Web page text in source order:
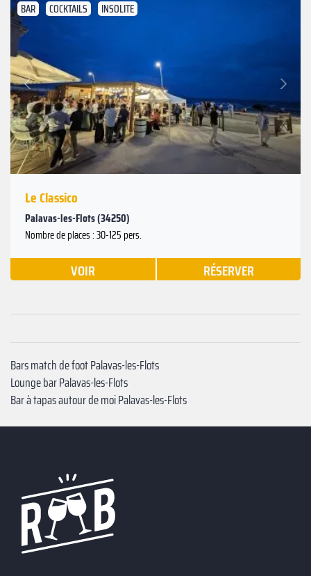
BAR COCKTAILS INSOLITE
Précédent
Suivant
Le Classico
Palavas-les-Flots (34250)
Nombre de places : 30-125 pers.
VOIR RÉSERVER
Bars match de foot Palavas-les-Flots
Lounge bar Palavas-les-Flots
Bar à tapas autour de moi Palavas-les-Flots